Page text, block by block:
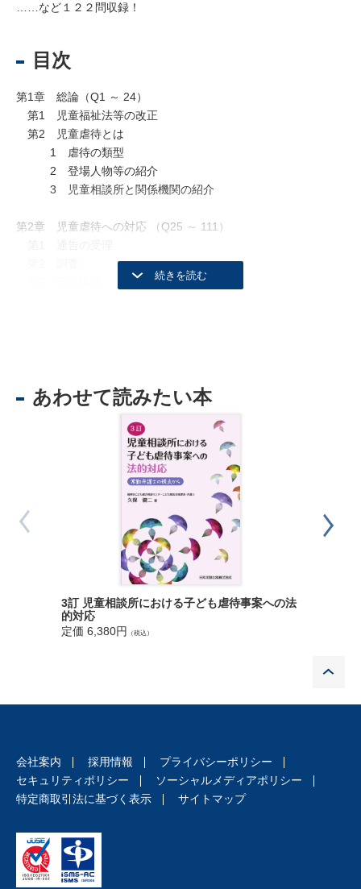
……など１２２問収録！
目次
第1章 総論（Q1 ～ 24）
第1 児童福祉法等の改正
第2 児童虐待とは
1 虐待の類型
2 登場人物等の紹介
3 児童相談所と関係機関の紹介
第2章 児童虐待への対応 （Q25 ～ 111）
第4 児童相談所の援助活動
1 措置によらない指導
4 28条審判、親権停止・喪失審判
6 特別養子縁組
第3章 特に支援が必要な子ども（Q112～ 119）
第1 性的虐待を受けた子
第2 高年齢児童の自立
第3 不登校
第4 障がいのある子
第5 無戸籍・外国籍の子どもへの支援
第2 引き続いての一時保護承認審判の申立てに係る報告書
第3 家庭裁判所送致書(触法事件・ぐ犯事件)
第4 児童福祉法28条1項1号審判申立書
第6 親権停止審判申立書
第7 児童相談所長の申立てによる特別養子適格の確認申立て
に係る報告書
あわせて読みたい本
3訂 児童相談所における子ども虐待事案への法
的対応
定価 6,380円
（税込）
会社案内 採用情報
プライバシーポリシー
セキュリティポリシー
ソーシャルメディアポリシー
特定商取引法に基づく表示
サイトマップ